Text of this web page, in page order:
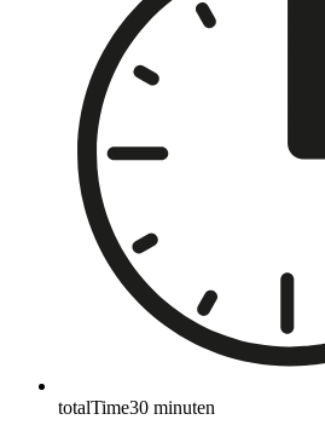
totalTime30 minuten